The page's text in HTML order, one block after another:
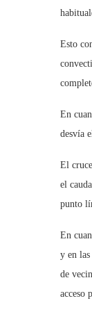
Esto
En
desvía
El
el
punto
En
y en
de
acceso